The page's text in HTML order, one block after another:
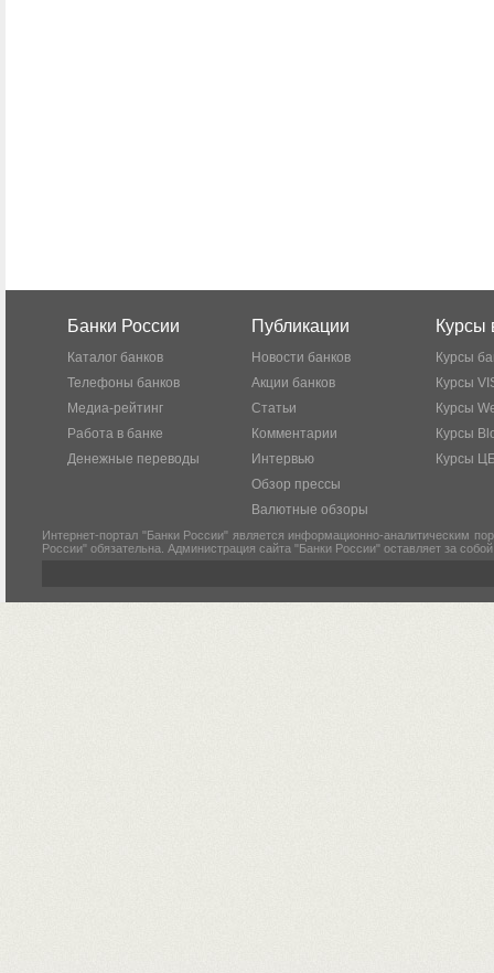
Банки России
Каталог банков
Телефоны банков
Медиа-рейтинг
Работа в банке
Денежные переводы
Публикации
Новости банков
Акции банков
Статьи
Комментарии
Интервью
Обзор прессы
Валютные обзоры
Курсы
Курсы
Курсы
Курсы
Курсы
Курсы
Интернет-портал "Банки России" является информационно-аналитическим
России" обязательна. Администрация сайта "Банки России" оставляет за